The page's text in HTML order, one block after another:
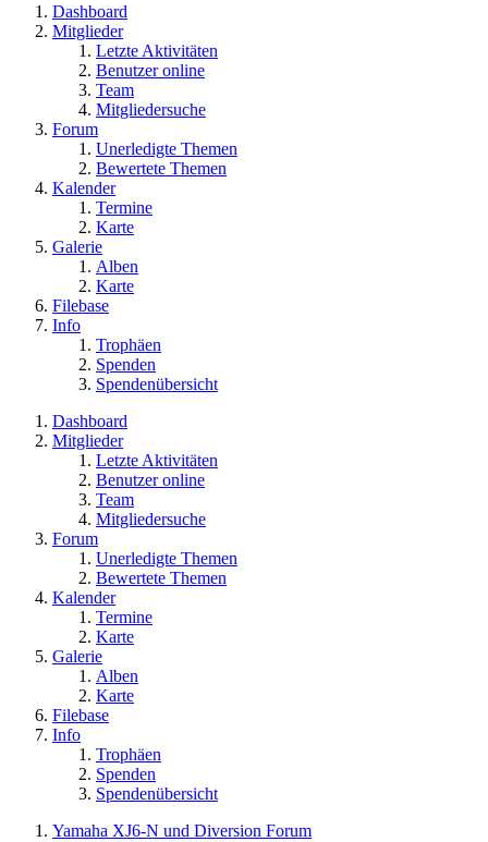
Dashboard
Mitglieder
Letzte Aktivitäten
Benutzer online
Team
Mitgliedersuche
Forum
Unerledigte Themen
Bewertete Themen
Kalender
Termine
Karte
Galerie
Alben
Karte
Filebase
Info
Trophäen
Spenden
Spendenübersicht
Dashboard
Mitglieder
Letzte Aktivitäten
Benutzer online
Team
Mitgliedersuche
Forum
Unerledigte Themen
Bewertete Themen
Kalender
Termine
Karte
Galerie
Alben
Karte
Filebase
Info
Trophäen
Spenden
Spendenübersicht
Yamaha XJ6-N und Diversion Forum